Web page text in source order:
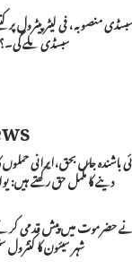
منصوبہ، فی لیٹر پیٹرول
سبسڈی ملے
باشندہ جاں بحق،ایرانی
دینے کا مکمل حق رکھتے
نے حضرموت میں پیش قدمی
شہر سیئون کا کنٹرول